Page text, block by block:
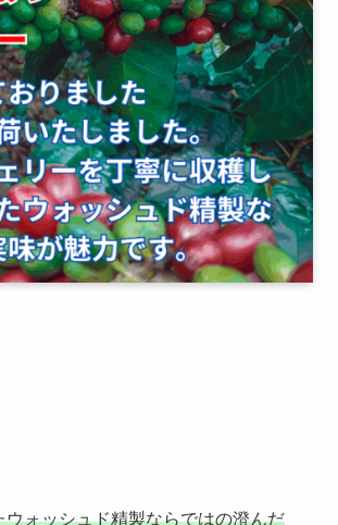
ォッシュド精製ならではの澄んだ